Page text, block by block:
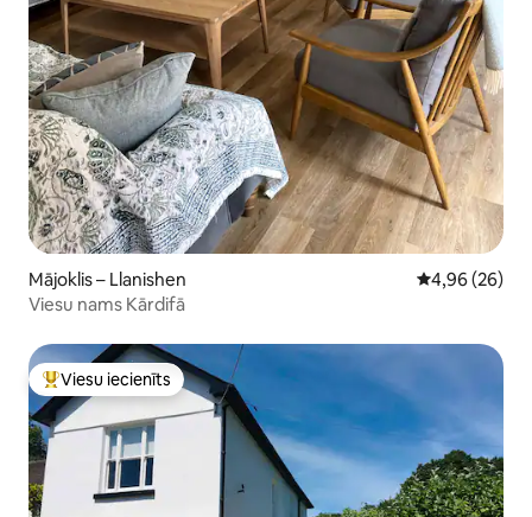
Mājoklis – Llanishen Vidējais
4,96 (26)
Viesu nams Kārdifā
Populārs viesu iecienīts mājoklis
Viesu iecienīts